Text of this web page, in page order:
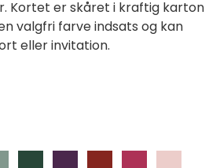
Kortet er skåret i kraftig karton
valgfri farve indsats og kan
eller invitation.